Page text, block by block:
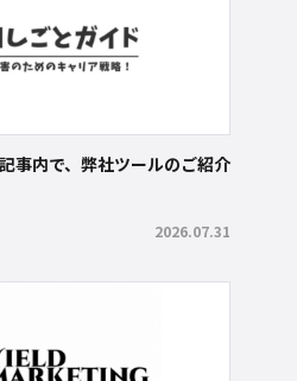
事内で、弊社ツールのご紹介
2026.07.31